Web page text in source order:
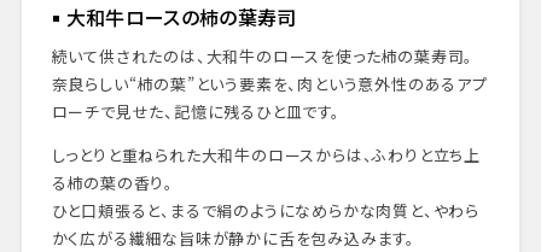
大和牛ロースの柿の葉寿司
続いて供されたのは、大和牛のロースを使った柿の葉寿司。
奈良らしい“柿の葉”という要素を、肉という意外性のあるアプ
ローチで見せた、記憶に残るひと皿です。
しっとりと重ねられた大和牛のロースからは、ふわりと立ち上
る柿の葉の香り。
ひと口頬張ると、まるで絹のようになめらかな肉質と、やわら
かく広がる繊細な旨味が静かに舌を包み込みます。